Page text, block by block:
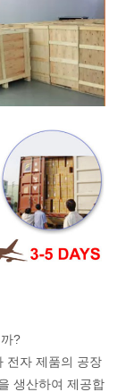
?
전자 제품의 공장
생산하여 제공합